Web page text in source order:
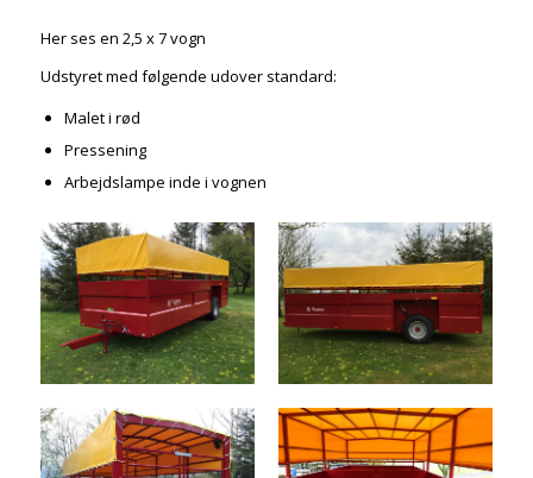
Her ses en 2,5 x 7 vogn
Udstyret med følgende udover standard:
Malet i rød
Pressening
Arbejdslampe inde i vognen